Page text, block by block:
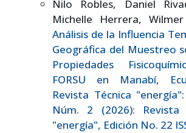
Nilo Robles, Daniel
Michelle Herrera,
Análisis de la Influencia
Geográfica del Muestreo
Propiedades
FORSU en Manabí,
Revista Técnica
Núm. 2 (2026): Revista
"energía", Edición No. 22